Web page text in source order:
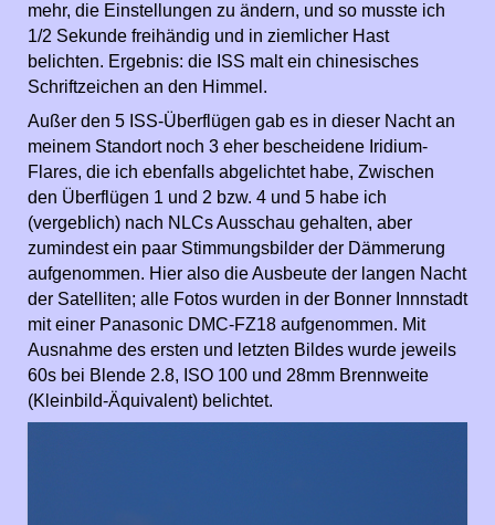
mehr, die Einstellungen zu ändern, und so musste ich
1/2 Sekunde freihändig und in ziemlicher Hast
belichten. Ergebnis: die ISS malt ein chinesisches
Schriftzeichen an den Himmel.
Außer den 5 ISS-Überflügen gab es in dieser Nacht an
meinem Standort noch 3 eher bescheidene Iridium-
Flares, die ich ebenfalls abgelichtet habe, Zwischen
den Überflügen 1 und 2 bzw. 4 und 5 habe ich
(vergeblich) nach NLCs Ausschau gehalten, aber
zumindest ein paar Stimmungsbilder der Dämmerung
aufgenommen. Hier also die Ausbeute der langen Nacht
der Satelliten; alle Fotos wurden in der Bonner Innnstadt
mit einer Panasonic DMC-FZ18 aufgenommen. Mit
Ausnahme des ersten und letzten Bildes wurde jeweils
60s bei Blende 2.8, ISO 100 und 28mm Brennweite
(Kleinbild-Äquivalent) belichtet.